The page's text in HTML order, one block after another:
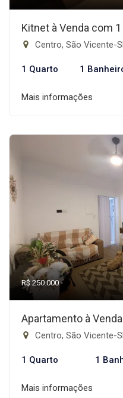
Kitnet à Venda com
Centro, São Vicente-
1 Quarto 1
Mais informações
R$ 250.000
Apartamento à
Centro, São Vicente-
1 Quarto 1
Mais informações